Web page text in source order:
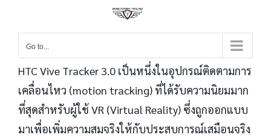
Go to...
HTC Vive Tracker 3.0 เป็นหนึ่งในอุปกรณ์ติดตามการ
เคลื่อนไหว (motion tracking) ที่ได้รับความนิยมมาก
ที่สุดสำหรับผู้ใช้ VR (Virtual Reality) ซึ่งถูกออกแบบ
มาเพื่อเพิ่มความสมจริงให้กับประสบการณ์เสมือนจริง